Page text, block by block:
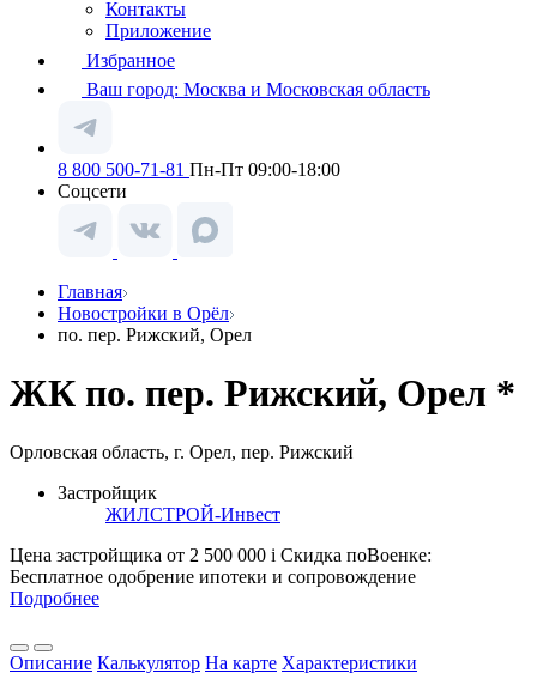
Контакты
Приложение
Избранное
Ваш город: Москва и Московская область
8 800 500-71-81 Пн-Пт 09:00-18:00
Соцсети
Главная
Новостройки в Орёл
по. пер. Рижский, Орел
ЖК по. пер. Рижский, Орел *
Орловская область, г. Орел, пер. Рижский
Застройщик
ЖИЛСТРОЙ-Инвест
Цена застройщика от 2 500 000 i Скидка поВоенке:
Бесплатное одобрение ипотеки и сопровождение
Подробнее
Описание Калькулятор На карте Характеристики